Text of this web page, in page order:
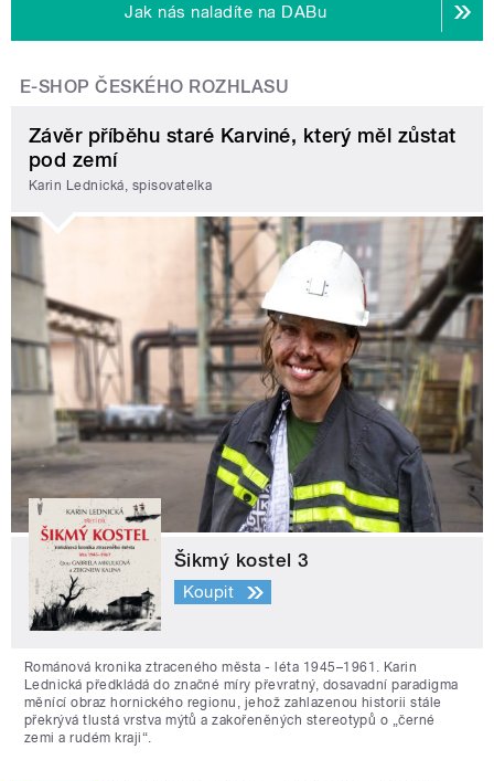
Jak nás naladíte na DABu
E-SHOP ČESKÉHO ROZHLASU
Závěr příběhu staré Karviné, který měl zůstat
pod zemí
Karin Lednická, spisovatelka
Šikmý kostel 3
Koupit
Románová kronika ztraceného města - léta 1945–1961. Karin
Lednická předkládá do značné míry převratný, dosavadní paradigma
měnící obraz hornického regionu, jehož zahlazenou historii stále
překrývá tlustá vrstva mýtů a zakořeněných stereotypů o „černé
zemi a rudém kraji“.